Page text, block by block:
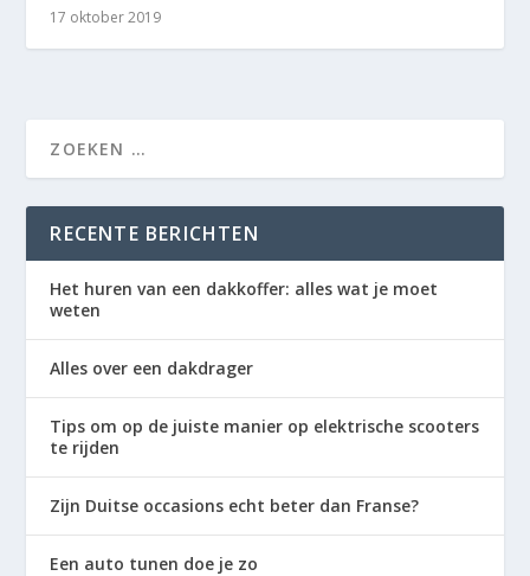
17 oktober 2019
RECENTE BERICHTEN
Het huren van een dakkoffer: alles wat je moet
weten
Alles over een dakdrager
Tips om op de juiste manier op elektrische scooters
te rijden
Zijn Duitse occasions echt beter dan Franse?
Een auto tunen doe je zo